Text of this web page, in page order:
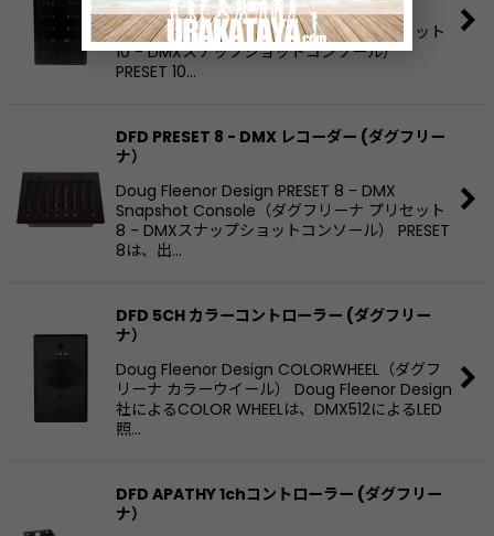
Doug Fleenor Design PRESET 10 - DMX
Snapshot Console（ダグフリーナ プリセット
10 - DMXスナップショットコンソール）
PRESET 10…
DFD PRESET 8 - DMX レコーダー (ダグフリー
ナ）
Doug Fleenor Design PRESET 8 - DMX
Snapshot Console（ダグフリーナ プリセット
8 - DMXスナップショットコンソール） PRESET
8は、出…
DFD 5CH カラーコントローラー (ダグフリー
ナ）
Doug Fleenor Design COLORWHEEL（ダグフ
リーナ カラーウイール） Doug Fleenor Design
社によるCOLOR WHEELは、DMX512によるLED
照…
DFD APATHY 1chコントローラー (ダグフリー
ナ）